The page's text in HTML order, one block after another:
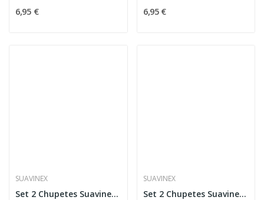
6,95 € 6,95 €
SUAVINEX
Set 2 Chupetes Suavinex Día Y Noche 6-18M, Conejo
SUAVINEX
Set 2 Chupetes Suavinex Día Y Noche 6-18M,...